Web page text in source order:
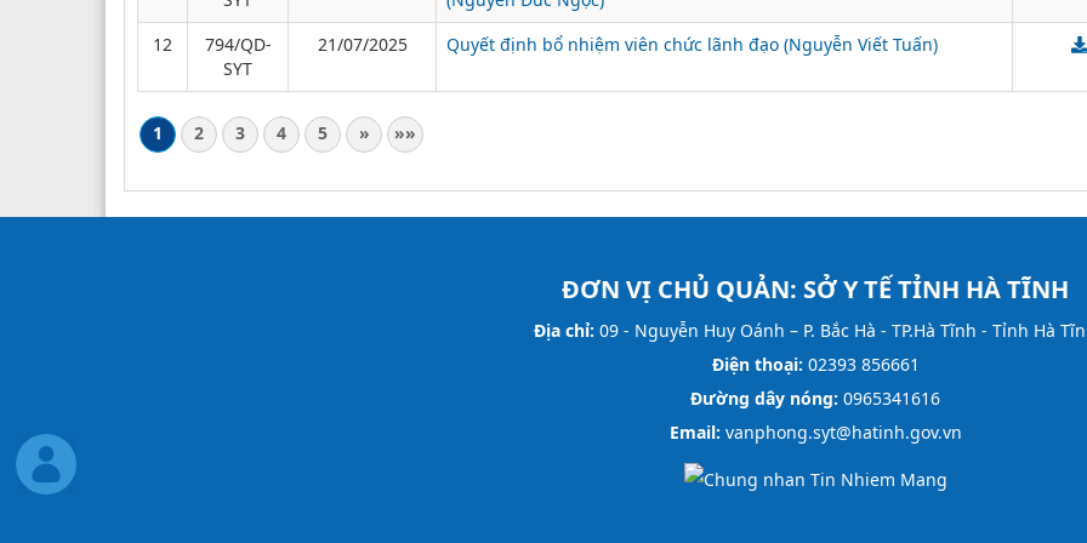
12
794/QD-
SYT
21/07/2025 Quyết định bổ nhiệm viên chức lãnh đạo (Nguyễn Viết Tuấn)
1 2 3 4 5 » »»
ĐƠN VỊ CHỦ QUẢN: SỞ Y TẾ TỈNH HÀ TĨNH
Địa chỉ: 09 - Nguyễn Huy Oánh – P. Bắc Hà - TP.Hà Tĩnh - Tỉnh Hà
Điện thoại: 02393 856661
Đường dây nóng: 0965341616
Email: vanphong.syt@hatinh.gov.vn